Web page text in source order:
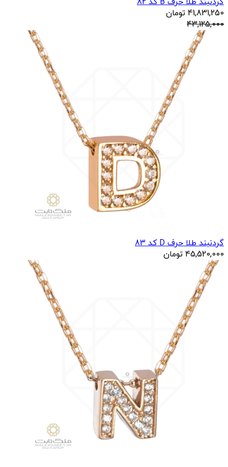
گردنبند طلا حرف B کد 82
41,831,250 تومان
43,125,000
گردنبند طلا حرف D کد 83
45,520,000 تومان